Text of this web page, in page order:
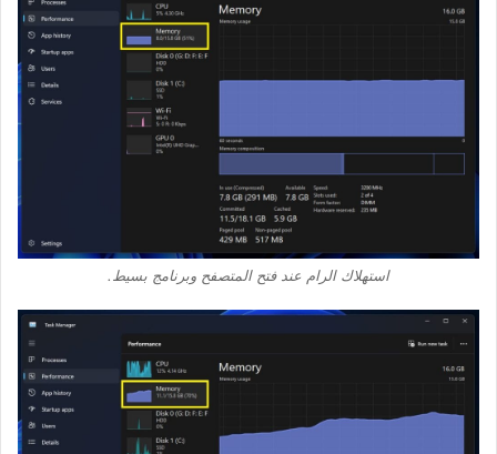
استهلاك الرام عند فتح المتصفح وبرنامج بسيط.